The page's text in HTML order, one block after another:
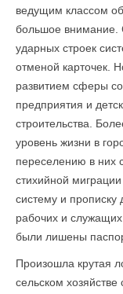
ведущим классом
большое внимание.
ударных строек
отменой карточек.
развитием сферы
предприятия и
строительства.
уровень жизни в
переселению в них
стихийной
систему и прописку
рабочих и
были лишены
Произошла крутая
сельском